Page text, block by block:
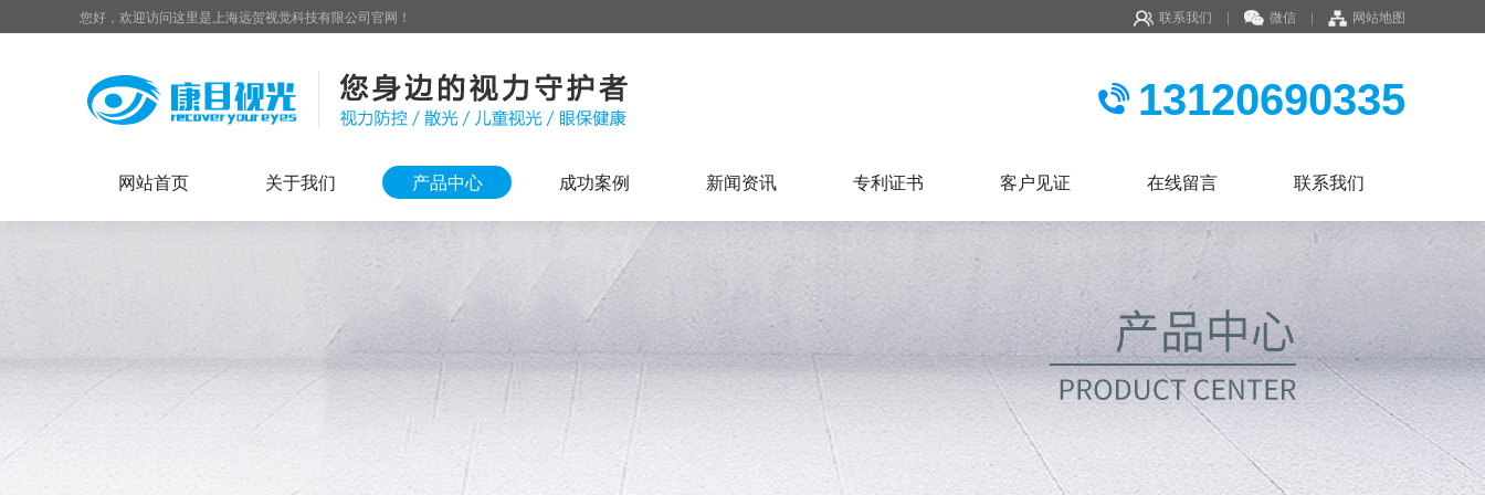
联系我们 | 微信 | 网站地图
您好，欢迎访问这里是上海远贺视觉科技有限公司官网！
13120690335
网站首页 关于我们 产品中心 成功案例 新闻资讯 专利证书 客户见证 在线留言 联系我们